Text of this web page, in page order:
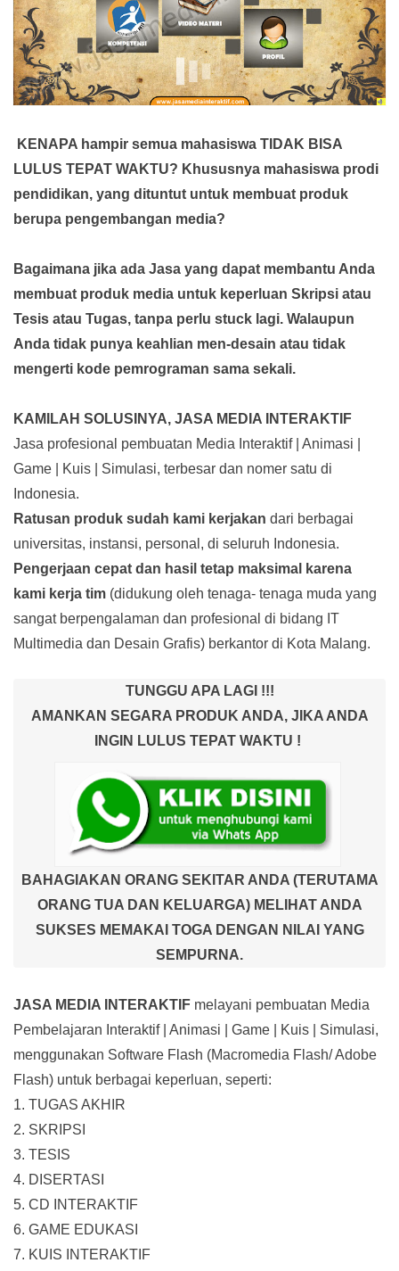
KENAPA hampir semua mahasiswa TIDAK BISA
LULUS TEPAT WAKTU? Khususnya mahasiswa prodi
pendidikan, yang dituntut untuk membuat produk
berupa pengembangan media?
Bagaimana jika ada Jasa yang dapat membantu Anda
membuat produk media untuk keperluan Skripsi atau
Tesis atau Tugas, tanpa perlu stuck lagi. Walaupun
Anda tidak punya keahlian men-desain atau tidak
mengerti kode pemrograman sama sekali.
KAMILAH SOLUSINYA, JASA MEDIA INTERAKTIF
Jasa profesional pembuatan Media Interaktif | Animasi |
Game | Kuis | Simulasi, terbesar dan nomer satu di
Indonesia.
Ratusan produk sudah kami kerjakan dari berbagai
universitas, instansi, personal, di seluruh Indonesia.
Pengerjaan cepat dan hasil tetap maksimal karena
kami kerja tim (didukung oleh tenaga- tenaga muda yang
sangat berpengalaman dan profesional di bidang IT
Multimedia dan Desain Grafis) berkantor di Kota Malang.
TUNGGU APA LAGI !!!
AMANKAN SEGARA PRODUK ANDA, JIKA ANDA
INGIN LULUS TEPAT WAKTU !
BAHAGIAKAN ORANG SEKITAR ANDA (TERUTAMA
ORANG TUA DAN KELUARGA) MELIHAT ANDA
SUKSES MEMAKAI TOGA DENGAN NILAI YANG
SEMPURNA.
JASA MEDIA INTERAKTIF melayani pembuatan Media
Pembelajaran Interaktif| Animasi | Game | Kuis | Simulasi,
menggunakan Software Flash (Macromedia Flash/ Adobe
Flash) untuk berbagai keperluan, seperti:
1. TUGAS AKHIR
2. SKRIPSI
3. TESIS
4. DISERTASI
5. CD INTERAKTIF
6. GAME EDUKASI
7. KUIS INTERAKTIF